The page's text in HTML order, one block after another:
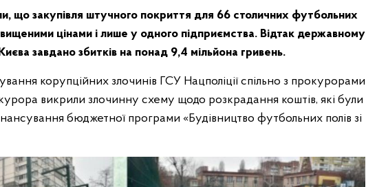
що закупівля штучного покриття для 66 столичних футбольних
цінами і лише у одного підприємства. Відтак державному
завдано збитків на понад 9,4 мільйона гривень.
корупційних злочинів ГСУ Нацполіції спільно з прокурорами
викрили злочинну схему щодо розкрадання коштів, які були
бюджетної програми «Будівництво футбольних полів зі